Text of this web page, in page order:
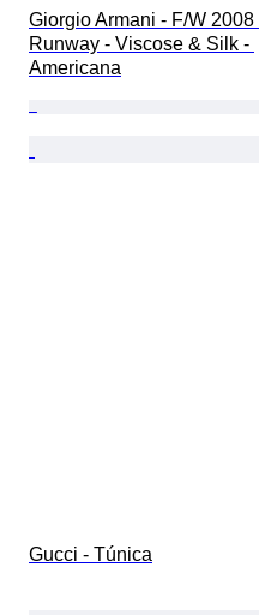
Giorgio Armani - F/W 2008
Runway - Viscose & Silk -
Americana
Gucci - Túnica